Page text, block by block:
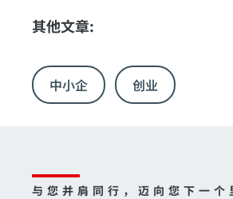
其他文章:
中小企 创业
与您并肩同行，迈向您下一个